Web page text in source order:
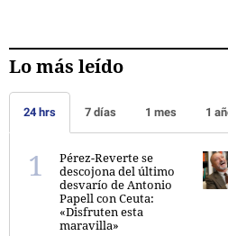
Lo más leído
24 hrs 7 días 1 mes 1
Pérez-Reverte se
descojona del último
desvarío de Antonio
Papell con Ceuta:
«Disfruten esta
maravilla»